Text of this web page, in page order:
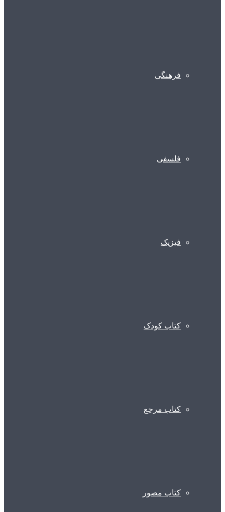
فرهنگی
فلسفی
فیزیک
کتاب کودک
کتاب مرجع
کتاب مصور